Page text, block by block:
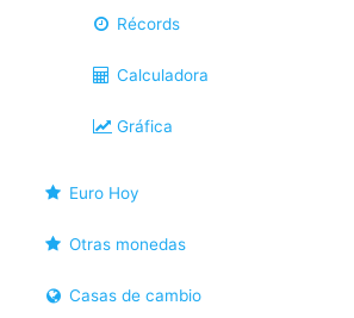
Récords
Calculadora
Gráfica
Euro Hoy
Otras monedas
Casas de cambio